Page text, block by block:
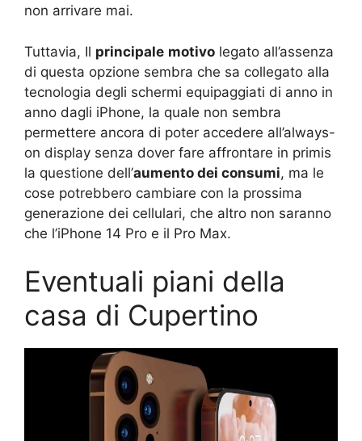
non arrivare mai.
Tuttavia, Il principale motivo legato all’assenza
di questa opzione sembra che sa collegato alla
tecnologia degli schermi equipaggiati di anno in
anno dagli iPhone, la quale non sembra
permettere ancora di poter accedere all’always-
on display senza dover fare affrontare in primis
la questione dell’aumento dei consumi, ma le
cose potrebbero cambiare con la prossima
generazione dei cellulari, che altro non saranno
che l’iPhone 14 Pro e il Pro Max.
Eventuali piani della
casa di Cupertino